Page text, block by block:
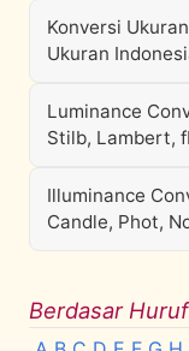
Konversi
Ukuran
Luminance
Stilb, Lambert,
Illuminance
Candle, Phot,
Berdasar